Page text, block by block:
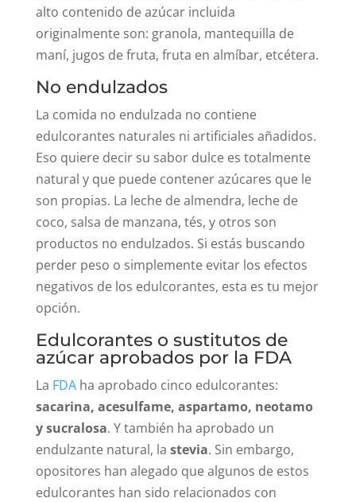
alto contenido de azúcar incluida
originalmente son: granola, mantequilla de
maní, jugos de fruta, fruta en almíbar, etcétera.
No endulzados
La comida no endulzada no contiene
edulcorantes naturales ni artificiales añadidos.
Eso quiere decir su sabor dulce es totalmente
natural y que puede contener azúcares que le
son propias. La leche de almendra, leche de
coco, salsa de manzana, tés, y otros son
productos no endulzados. Si estás buscando
perder peso o simplemente evitar los efectos
negativos de los edulcorantes, esta es tu mejor
opción.
Edulcorantes o sustitutos de
azúcar aprobados por la FDA
La FDAha aprobado cinco edulcorantes:
sacarina, acesulfame, aspartamo, neotamo
y sucralosa. Y también ha aprobado un
endulzante natural, la stevia. Sin embargo,
opositores han alegado que algunos de estos
edulcorantes han sido relacionados con